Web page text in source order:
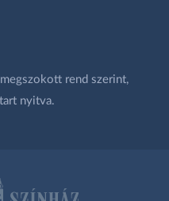
rend szerint,
nyitva.